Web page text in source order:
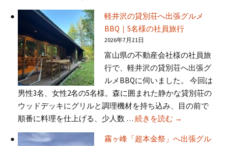
軽井沢の貸別荘へ出張グルメ
BBQ｜5名様の社員旅行
2026年7月21日
富山県の不動産会社様の社員旅
行で、軽井沢の貸別荘へ出張グ
ルメBBQに伺いました。 今回は
男性3名、女性2名の5名様。森に囲まれた静かな貸別荘の
ウッドデッキにグリルと調理機材を持ち込み、目の前で
順番に料理を仕上げる、少人数 … 続きを読む 軽井沢の貸別
→
霧ヶ峰「超本金祭」へ出張グル